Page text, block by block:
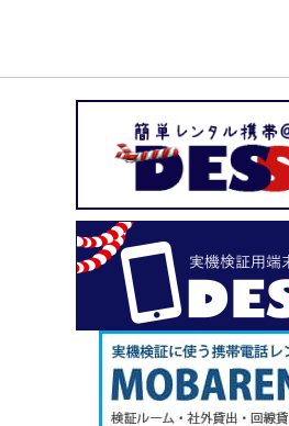
にお送りすることは一切ございま
り取りのできるメールやお電話で
で、万一レンタルスマホの使用を
い、という場合も安心してご利用
デッセがスマホのレンタルと並行
ポケットwifiのレンタルサービス
はありますが、通信速度に難があ
たりと不便な面も否めません。 そ
電波圏内ならいつでも快適にイン
ケットwifiをレンタルでお得にご
望の際はお気軽にご相談ください